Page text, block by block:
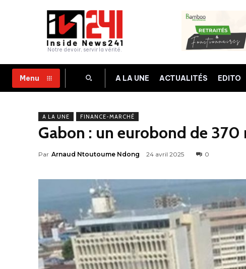
Notre devoir, servir la vérité.
Menu A LA UNE ACTUALITÉS EDITO
A LA UNE FINANCE-MARCHÉ
Gabon : un eurobond de
Par Arnaud Ntoutoume Ndong 24 avril 2025 0